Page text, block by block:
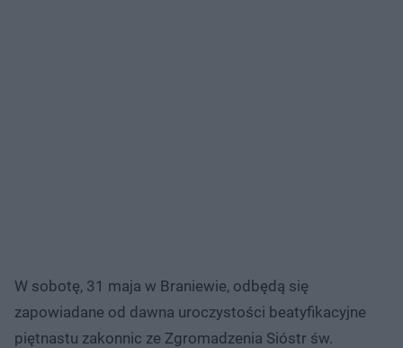
W sobotę, 31 maja w Braniewie, odbędą się
zapowiadane od dawna uroczystości beatyfikacyjne
piętnastu zakonnic ze Zgromadzenia Sióstr św.